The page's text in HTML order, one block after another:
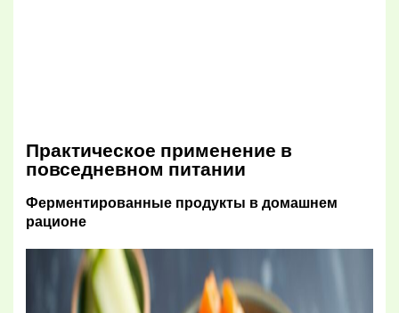
Практическое применение в
повседневном питании
Ферментированные продукты в домашнем
рационе